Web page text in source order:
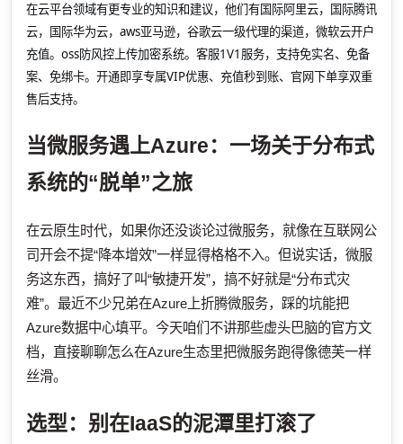
在云平台领域有更专业的知识和建议，他们有国际阿里云，国际腾讯
云，国际华为云，aws亚马逊，谷歌云一级代理的渠道，微软云开户
充值。oss防风控上传加密系统。客服1V1服务，支持免实名、免备
案、免绑卡。开通即享专属VIP优惠、充值秒到账、官网下单享双重
售后支持。
当微服务遇上Azure：一场关于分布式
系统的“脱单”之旅
在云原生时代，如果你还没谈论过微服务，就像在互联网公
司开会不提“降本增效”一样显得格格不入。但说实话，微服
务这东西，搞好了叫“敏捷开发”，搞不好就是“分布式灾
难”。最近不少兄弟在Azure上折腾微服务，踩的坑能把
Azure数据中心填平。今天咱们不讲那些虚头巴脑的官方文
档，直接聊聊怎么在Azure生态里把微服务跑得像德芙一样
丝滑。
选型：别在IaaS的泥潭里打滚了